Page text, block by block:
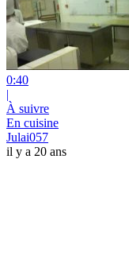
0:40
|
À suivre
En cuisine
Julai057
il y a 20 ans